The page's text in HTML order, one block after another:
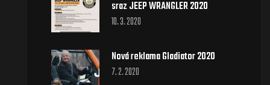
sraz JEEP WRANGLER 2020
10. 3. 2020
Nová reklama Gladiator 2020
7. 2. 2020